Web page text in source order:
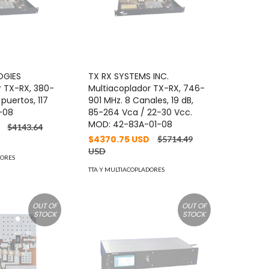
RX, 380-
puertos, 117
$4143.64
TX RX SYSTEMS INC.
Multiacoplador TX-RX, 746-
901 MHz. 8 Canales, 19 dB,
85-264 Vca / 22-30 Vcc.
MOD: 42-83A-01-08
$4370.75 USD
$5714.49
USD
TTA Y MULTIACOPLADORES
OUT OF
STOCK
OUT OF
STOCK